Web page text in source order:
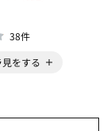
38件
見をする